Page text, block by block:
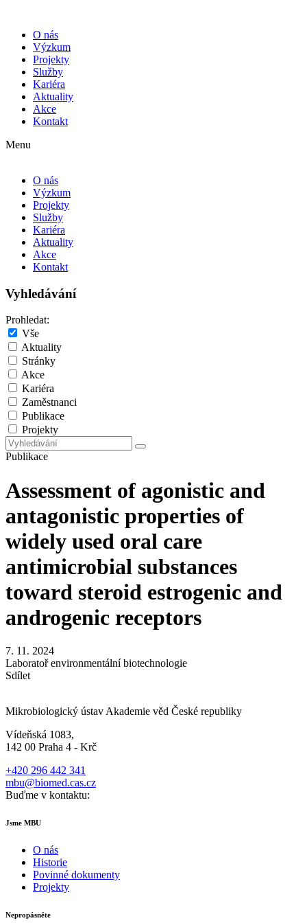
O nás
Výzkum
Projekty
Služby
Kariéra
Aktuality
Akce
Kontakt
Menu
O nás
Výzkum
Projekty
Služby
Kariéra
Aktuality
Akce
Kontakt
Vyhledávání
Prohledat:
Vše
Aktuality
Stránky
Akce
Kariéra
Zaměstnanci
Publikace
Projekty
Publikace
Assessment of agonistic and
antagonistic properties of
widely used oral care
antimicrobial substances
toward steroid estrogenic and
androgenic receptors
7. 11. 2024
Laboratoř environmentální biotechnologie
Sdílet
Mikrobiologický ústav Akademie věd České republiky
Vídeňská 1083,
142 00 Praha 4 - Krč
+420 296 442 341
mbu@biomed.cas.cz
Buďme v kontaktu:
Jsme MBU
O nás
Historie
Povinné dokumenty
Projekty
Nepropásněte